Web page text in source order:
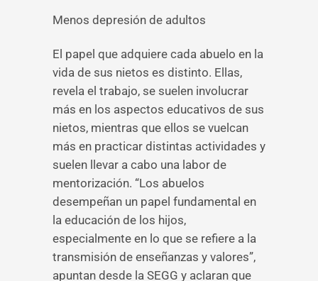
Menos depresión de adultos
El papel que adquiere cada abuelo en la
vida de sus nietos es distinto. Ellas,
revela el trabajo, se suelen involucrar
más en los aspectos educativos de sus
nietos, mientras que ellos se vuelcan
más en practicar distintas actividades y
suelen llevar a cabo una labor de
mentorización. “Los abuelos
desempeñan un papel fundamental en
la educación de los hijos,
especialmente en lo que se refiere a la
transmisión de enseñanzas y valores”,
apuntan desde la SEGG y aclaran que